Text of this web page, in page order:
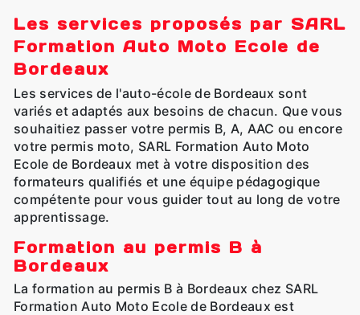
Les services proposés par SARL
Formation Auto Moto Ecole de
Bordeaux
Les services de l'auto-école de Bordeaux sont
variés et adaptés aux besoins de chacun. Que vous
souhaitiez passer votre permis B, A, AAC ou encore
votre permis moto, SARL Formation Auto Moto
Ecole de Bordeaux met à votre disposition des
formateurs qualifiés et une équipe pédagogique
compétente pour vous guider tout au long de votre
apprentissage.
Formation au permis B à
Bordeaux
La formation au permis B à Bordeaux chez SARL
Formation Auto Moto Ecole de Bordeaux est